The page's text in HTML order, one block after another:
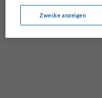
Zum Tarif
Zwecke anzeigen